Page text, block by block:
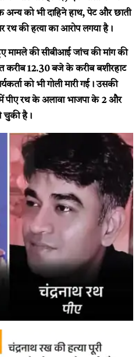
को भी दाहिने हाथ, पेट और छाती
रथ की हत्या का आरोप लगया है।
मामले की सीबीआई जांच की मांग की
करीब 12.30 बजे के करीब बशीरहाट
को भी गोली मारी गई। उसकी
में पीए रथ के अलावा भाजपा के 2 और
चुकी है।